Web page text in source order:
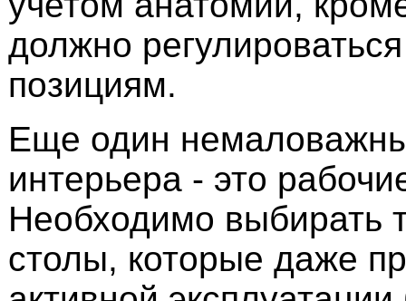
должно
позициям.
Еще один
интерьера - это
Необходимо выбирать
столы, которые даже